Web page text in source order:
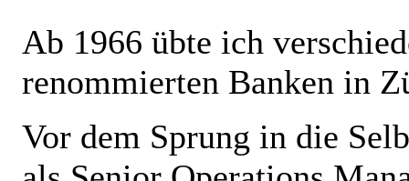
Ab 1966 übte ich
renommierten Banken in
Vor dem Sprung in die